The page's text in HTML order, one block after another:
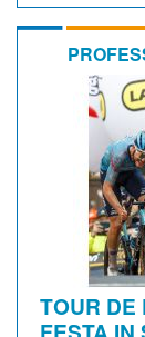
TOUR DE